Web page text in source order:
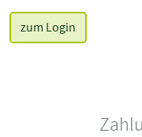
zum Login